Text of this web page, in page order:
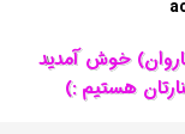
خوش آمدید
هستیم :)